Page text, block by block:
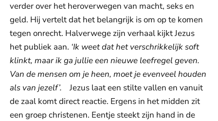
verder over het heroverwegen van macht, seks en
geld. Hij vertelt dat het belangrijk is om op te komen
tegen onrecht. Halverwege zijn verhaal kijkt Jezus
het publiek aan. ‘Ik weet dat het verschrikkelijk soft
klinkt, maar ik ga jullie een nieuwe leefregel geven.
Van de mensen om je heen, moet je evenveel houden
als van jezelf’.
Jezus laat een stilte vallen en vanuit
de zaal komt direct reactie. Ergens in het midden zit
een groep christenen. Eentje steekt zijn hand in de